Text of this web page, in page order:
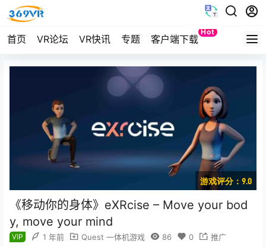
首页 VR论坛 VR快讯 专题 客户端下载
Hot
Quest
游戏评分：9.0
《移动你的身体》eXRcise – Move your bod
y, move your mind
VIP 1 年前 Quest 一体机游戏 86 0 推广